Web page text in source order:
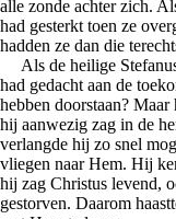
alle zonde achter zich.
had gesterkt toen ze
hadden ze dan die
Als de heilige
had gedacht aan de
hebben doorstaan?
hij aanwezig zag in de
verlangde hij zo snel
vliegen naar Hem. Hij
hij zag Christus levend,
gestorven. Daarom